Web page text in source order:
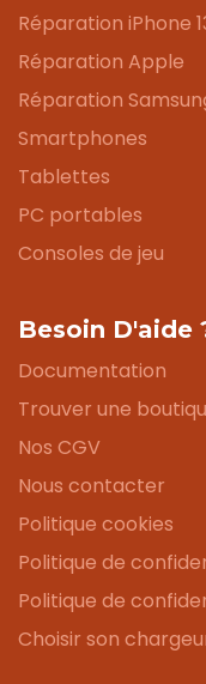
Réparation iPhone
Réparation Apple
Réparation
Smartphones
Tablettes
PC portables
Consoles de jeu
Besoin D'aide
Documentation
Trouver une
Nos CGV
Nous contacter
Politique cookies
Politique de
Politique de
Choisir son